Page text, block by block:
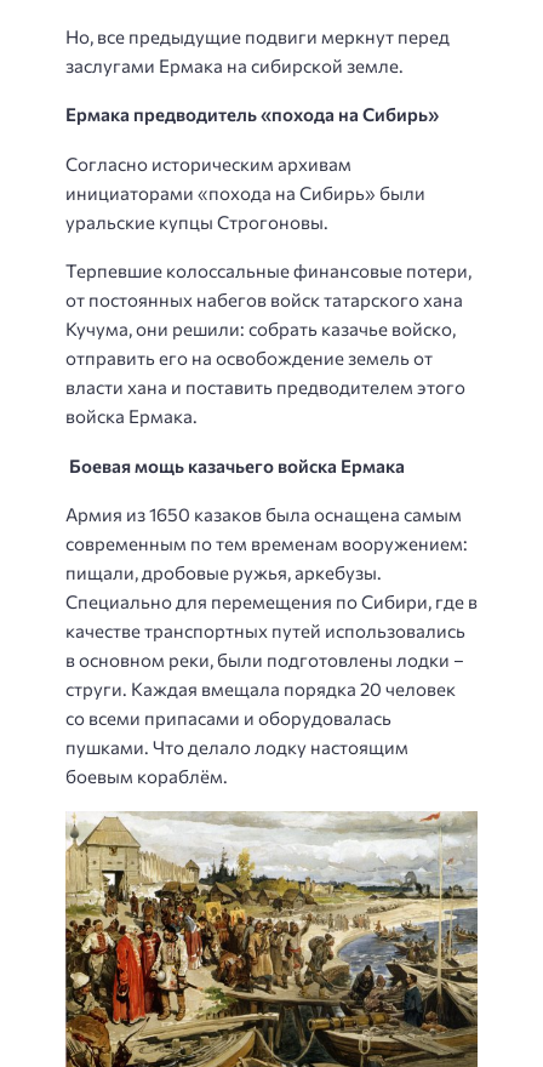
Но, все предыдущие подвиги меркнут перед
заслугами Ермака на сибирской земле.
Ермака предводитель «похода на Сибирь»
Согласно историческим архивам
инициаторами «похода на Сибирь» были
уральские купцы Строгоновы.
Терпевшие колоссальные финансовые потери,
от постоянных набегов войск татарского хана
Кучума, они решили: собрать казачье войско,
отправить его на освобождение земель от
власти хана и поставить предводителем этого
войска Ермака.
Боевая мощь казачьего войска Ермака
Армия из 1650 казаков была оснащена самым
современным по тем временам вооружением:
пищали, дробовые ружья, аркебузы.
Специально для перемещения по Сибири, где в
качестве транспортных путей использовались
в основном реки, были подготовлены лодки –
струги. Каждая вмещала порядка 20 человек
со всеми припасами и оборудовалась
пушками. Что делало лодку настоящим
боевым кораблём.